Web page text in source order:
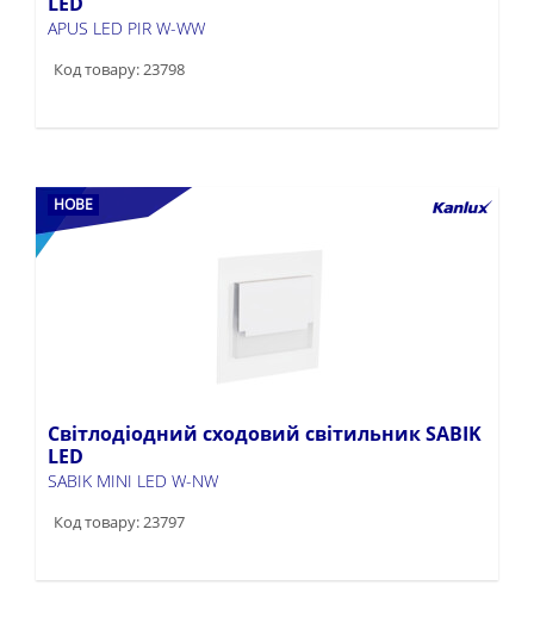
APUS LED PIR W-WW
Код товару: 23798
НОВЕ
Світлодіодний сходовий світильник SABIK
LED
SABIK MINI LED W-NW
Код товару: 23797